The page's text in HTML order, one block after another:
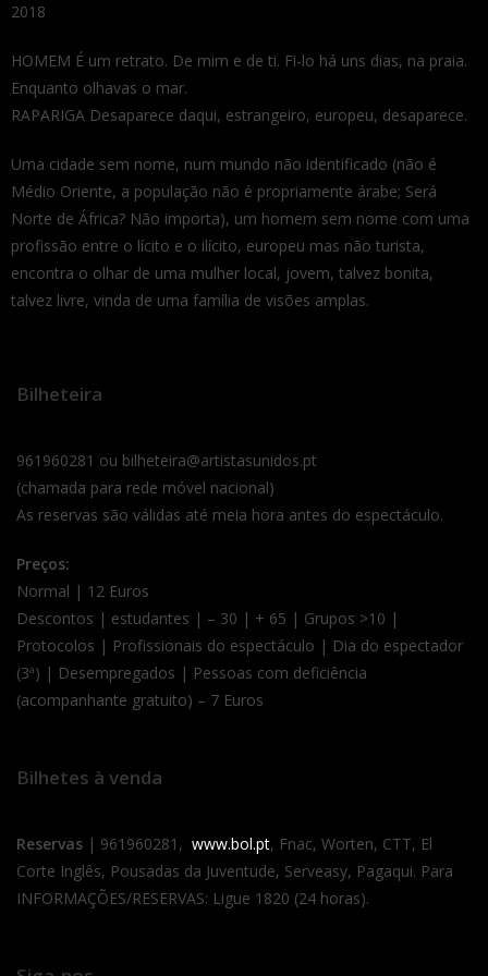
2018
HOMEM É um retrato. De mim e de ti. Fi-lo há uns dias, na praia.
Enquanto olhavas o mar.
RAPARIGA Desaparece daqui, estrangeiro, europeu, desaparece.
Uma cidade sem nome, num mundo não identificado (não é
Médio Oriente, a população não é propriamente árabe; Será
Norte de África? Não importa), um homem sem nome com uma
profissão entre o lícito e o ilícito, europeu mas não turista,
encontra o olhar de uma mulher local, jovem, talvez bonita,
talvez livre, vinda de uma família de visões amplas.
Bilheteira
961960281 ou bilheteira@artistasunidos.pt
(chamada para rede móvel nacional)
As reservas são válidas até meia hora antes do espectáculo.
Preços:
Normal | 12 Euros
Descontos | estudantes | – 30 | + 65 | Grupos >10 |
Protocolos | Profissionais do espectáculo | Dia do espectador
(3ª) | Desempregados | Pessoas com deficiência
(acompanhante gratuito) – 7 Euros
Bilhetes à venda
Reservas | 961960281, www.bol.pt, Fnac, Worten, CTT, El
Corte Inglês, Pousadas da Juventude, Serveasy, Pagaqui. Para
INFORMAÇÕES/RESERVAS: Ligue 1820 (24 horas).